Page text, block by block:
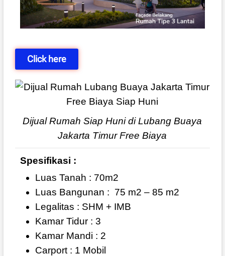
Click here
Dijual Rumah Siap Huni di Lubang Buaya
Jakarta Timur Free Biaya
Spesifikasi :
Luas Tanah : 70m2
Luas Bangunan : 75 m2 – 85 m2
Legalitas : SHM + IMB
Kamar Tidur : 3
Kamar Mandi : 2
Carport : 1 Mobil